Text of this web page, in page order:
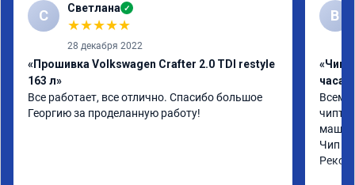
С Светлана ✓
★★★★★
28 декабря 2022
«Прошивка Volkswagen Crafter 2.0 TDI restyle
163 л»
Все работает, все отлично. Спасибо большое
Георгию за проделанную работу!
В
«Чип
часа»
Всем
Чип